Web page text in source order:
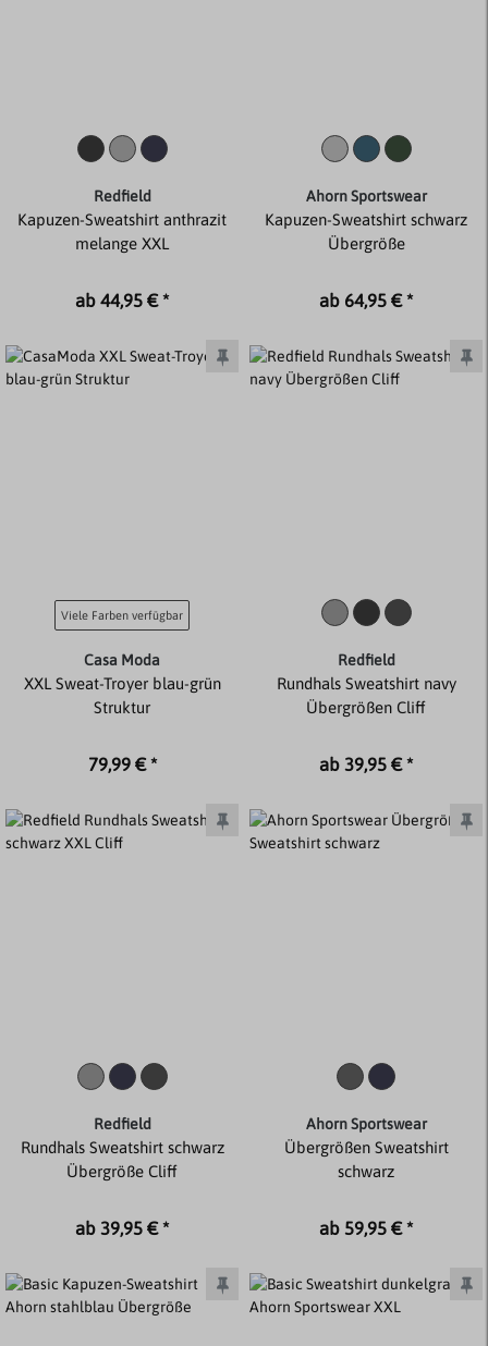
Redfield
Kapuzen-Sweatshirt anthrazit
melange XXL
ab 44,95 € *
Ahorn Sportswear
Kapuzen-Sweatshirt schwarz
Übergröße
ab 64,95 € *
Viele Farben verfügbar
Casa Moda
XXL Sweat-Troyer blau-grün
Struktur
79,99 € *
Redfield
Rundhals Sweatshirt navy
Übergrößen Cliff
ab 39,95 € *
Redfield
Rundhals Sweatshirt schwarz
Übergröße Cliff
ab 39,95 € *
Ahorn Sportswear
Übergrößen Sweatshirt
schwarz
ab 59,95 € *